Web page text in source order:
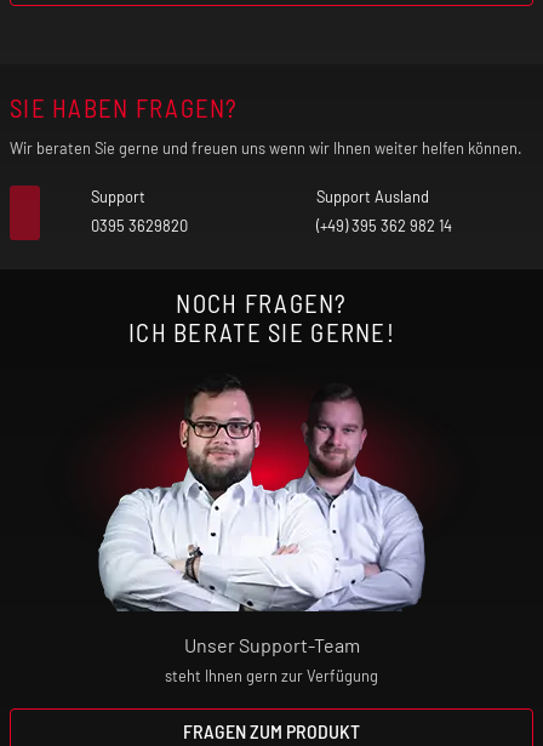
Lunge unter Umständen einen Asthmaanfall,
Luftnot und Hustenanfälle auslösen.
Verwende das Produkt nicht, wenn eines
dieser Symptome bei dir auftritt!
Falls du allergisch auf einen der Inhaltsstoffe
reagierst, darfst du das Produkt nicht
Nutzung deinen Arzt.
Unsere Produkte sind keine Nikotin-
Entwöhnungsmittel! Wenn du dir den
Nikotin-Konsum abgewöhnen willst,
wendest du dich bitte an deinen Arzt oder
Apotheker.
Elektrische Zigaretten sind kein Spielzeug!
Bewahre daher das Gerät und die
SIE HABEN FRAGEN?
Wir beraten Sie gerne und freuen uns wenn wir Ihnen weiter helfen können.
Support
0395 3629820
Support Ausland
(+49) 395 362 982 14
NOCH FRAGEN?
ICH BERATE SIE GERNE!
Unser Support-Team
steht Ihnen gern zur Verfügung
FRAGEN ZUM PRODUKT